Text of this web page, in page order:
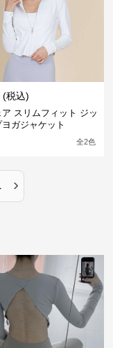
(税込)
ア スリムフィット ジッ
ガジャケット
全2色
›